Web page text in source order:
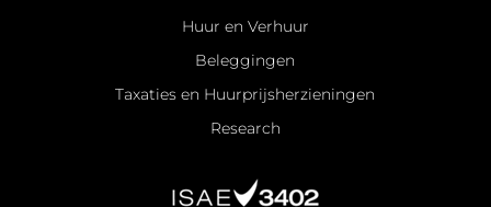
Huur en Verhuur
Beleggingen
Taxaties en Huurprijsherzieningen
Research